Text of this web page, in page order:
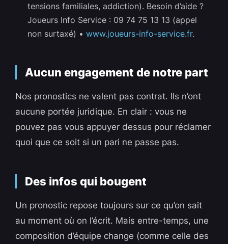
tensions familiales, addiction). Besoin d’aide ?
Joueurs Info Service : 09 74 75 13 13 (appel
non surtaxé) •www.joueurs-info-service.fr.
Aucun engagement de notre part
Nos pronostics ne valent pas contrat. Ils n’ont
aucune portée juridique. En clair : vous ne
pouvez pas vous appuyer dessus pour réclamer
quoi que ce soit si un pari ne passe pas.
Des infos qui bougent
Un pronostic repose toujours sur ce qu’on sait
au moment où on l’écrit. Mais entre-temps, une
composition d’équipe change (comme celle des